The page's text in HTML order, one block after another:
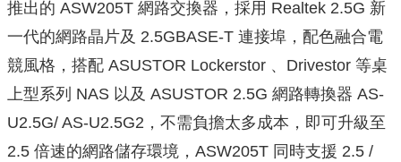
推出的 ASW205T 網路交換器，採用 Realtek 2.5G 新
一代的網路晶片及 2.5GBASE-T 連接埠，配色融合電
競風格，搭配 ASUSTOR Lockerstor 、Drivestor 等桌
上型系列 NAS 以及 ASUSTOR 2.5G 網路轉換器 AS-
U2.5G/ AS-U2.5G2，不需負擔太多成本，即可升級至
2.5 倍速的網路儲存環境，ASW205T 同時支援 2.5 /